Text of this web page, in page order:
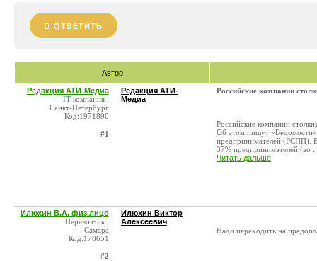
ОТВЕТИТЬ
Автор
Редакция АТИ-Медиа
IT-компания ,
Санкт-Петербург
Код:1971890
#1
Редакция АТИ-
Медиа
Российские компании
Российские компании
Об этом пишут «Ведомости»
предпринимателей (РСПП). В
37% предпринимателей (во
Читать дальше
Илюхин В.А. физ.лицо
Перевозчик ,
Самара
Код:178651
#2
Илюхин Виктор
Алексеевич
Надо переходить на